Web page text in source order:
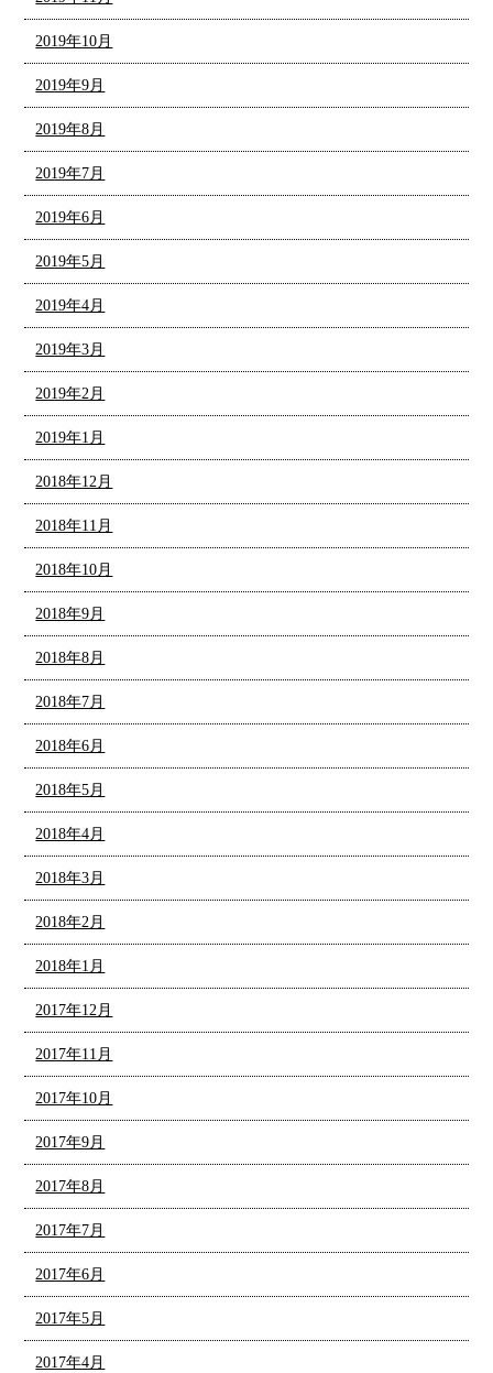
2019年10月
2019年9月
2019年8月
2019年7月
2019年6月
2019年5月
2019年4月
2019年3月
2019年2月
2019年1月
2018年12月
2018年11月
2018年10月
2018年9月
2018年8月
2018年7月
2018年6月
2018年5月
2018年4月
2018年3月
2018年2月
2018年1月
2017年12月
2017年11月
2017年10月
2017年9月
2017年8月
2017年7月
2017年6月
2017年5月
2017年4月